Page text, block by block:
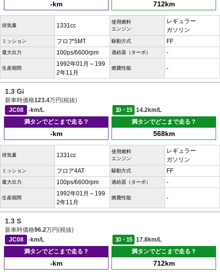
-km 712km
排気量 1331cc
使用燃料
エンジン
レギュラー
ガソリン
ミッション フロア5MT 駆動方式 FF
最大出力 100ps/6600rpm 過給器（ターボ） -
生産期間
1992年01月～199
2年11月
燃費性能 -
1.3 Gi
新車時価格123.4万円(税抜)
JC08
-km/L 10・15
14.2km/L
満タンでどこまで走る？
-km
満タンでどこまで走る？
568km
排気量 1331cc
使用燃料
エンジン
レギュラー
ガソリン
ミッション フロア4AT 駆動方式 FF
最大出力 100ps/6600rpm 過給器（ターボ） -
生産期間
1992年01月～199
2年11月
燃費性能 -
1.3 S
新車時価格96.2万円(税抜)
JC08
-km/L 10・15
17.8km/L
満タンでどこまで走る？
-km
満タンでどこまで走る？
712km